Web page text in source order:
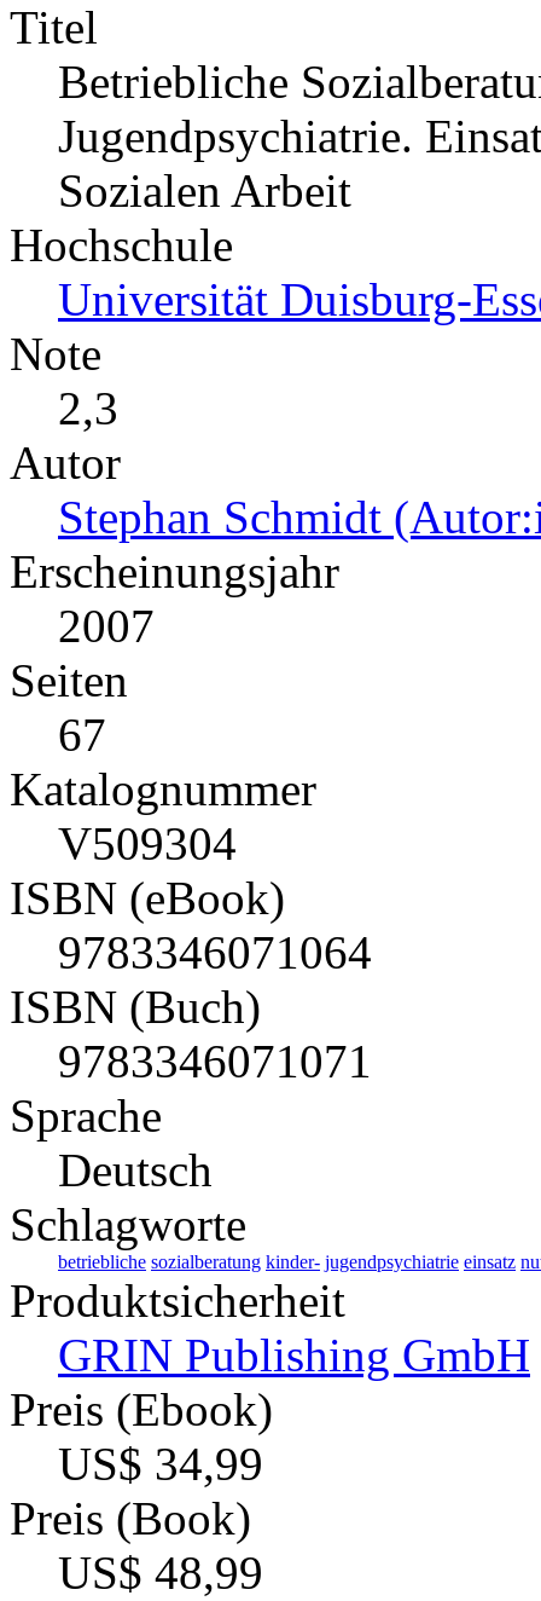
Titel
Betriebliche
Jugendpsychiatrie.
Sozialen Arbeit
Hochschule
Universität Duisburg-
Note
2,3
Autor
Stephan Schmidt
Erscheinungsjahr
2007
Seiten
67
Katalognummer
V509304
ISBN (eBook)
9783346071064
ISBN (Buch)
9783346071071
Sprache
Deutsch
Schlagworte
betriebliche sozialberatung kinder- jugendpsychiatrie einsatz
Produktsicherheit
GRIN Publishing GmbH
Preis (Ebook)
US$ 34,99
Preis (Book)
US$ 48,99